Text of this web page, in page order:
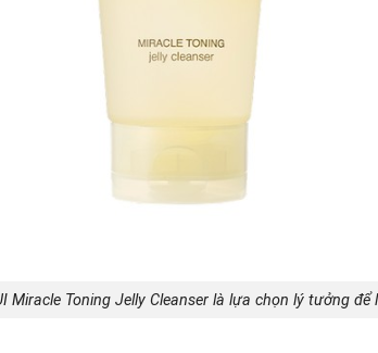
Miracle Toning Jelly Cleanser là lựa chọn lý tưởng